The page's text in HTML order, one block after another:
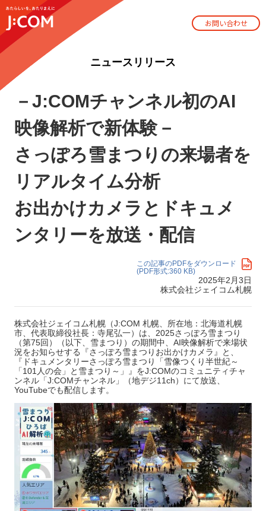
お問い合わせ
ニュースリリース
－ J:COMチャンネル初のAI
映像解析で新体験－
さっぽろ雪まつりの来場者を
リアルタイム分析
お出かけカメラとドキュメ
ンタリーを放送・配信
この記事のPDFをダウンロード
(PDF形式:360 KB)
2025年2月3日
株式会社ジェイコム札幌
株式会社ジェイコム札幌（J:COM 札幌、所在地：北海道札幌
市、代表取締役社長：寺尾弘一）は、2025さっぽろ雪まつり
（第75回）（以下、雪まつり）の期間中、AI映像解析で来場状
況をお知らせする『さっぽろ雪まつりお出かけカメラ』と、
『ドキュメンタリーさっぽろ雪まつり「雪像つくり半世紀～
「101人の会」と雪まつり～」』をJ:COMのコミュニティチャ
ンネル「J:COMチャンネル」（地デジ11ch）にて放送、
YouTubeでも配信します。